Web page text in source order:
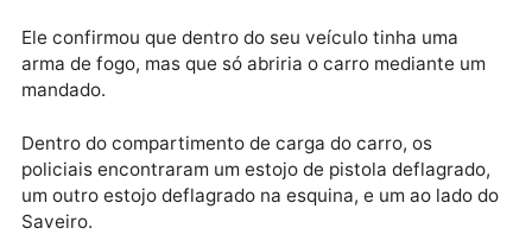
Questionado, ele negou estar dirigindo afirmando
seria apenas bancário.
que o carro estava em nome de Lucas. Minutos
acabou confessando que o carro era de sua
propriedade.